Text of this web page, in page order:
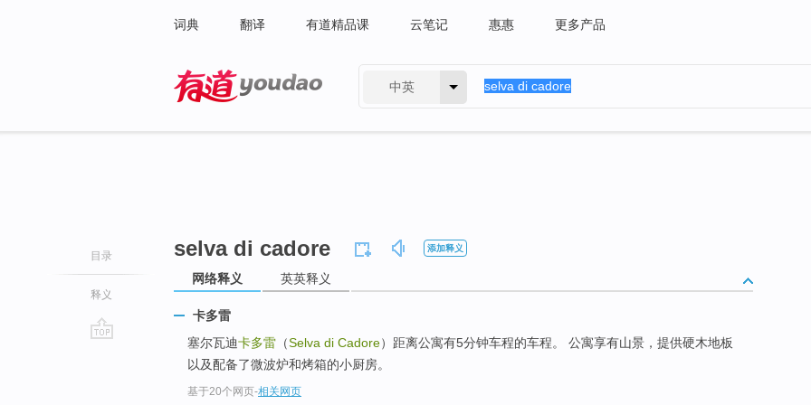
词典 翻译 有道精品课 云笔记 惠惠 更多产品
中英
目录
释义
selva di cadore 添加释义
网络释义 英英释义
卡多雷
塞尔瓦迪卡多雷 （Selva di Cadore）距离公寓有5分钟车程的车程。 公寓享有山景，提供硬木地板
以及配备了微波炉和烤箱的小厨房。
基于20个网页-相关网页